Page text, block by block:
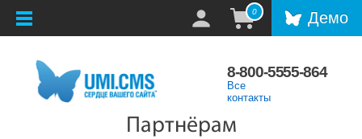
0 Демо
8-800-5555-864
Все
контакты
Партнёрам